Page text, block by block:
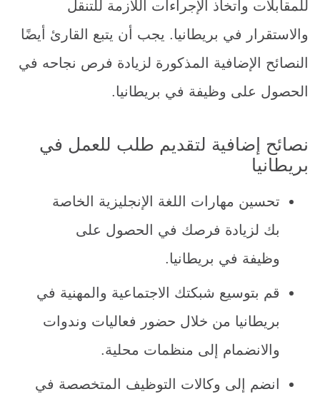
للمقابلات واتخاذ الإجراءات اللازمة للتنقل
والاستقرار في بريطانيا. يجب أن يتبع القارئ أيضًا
النصائح الإضافية المذكورة لزيادة فرص نجاحه في
الحصول على وظيفة في بريطانيا.
نصائح إضافية لتقديم طلب للعمل في
بريطانيا
تحسين مهارات اللغة الإنجليزية الخاصة
بك لزيادة فرصك في الحصول على
وظيفة في بريطانيا.
قم بتوسيع شبكتك الاجتماعية والمهنية في
بريطانيا من خلال حضور فعاليات وندوات
والانضمام إلى منظمات محلية.
انضم إلى وكالات التوظيف المتخصصة في